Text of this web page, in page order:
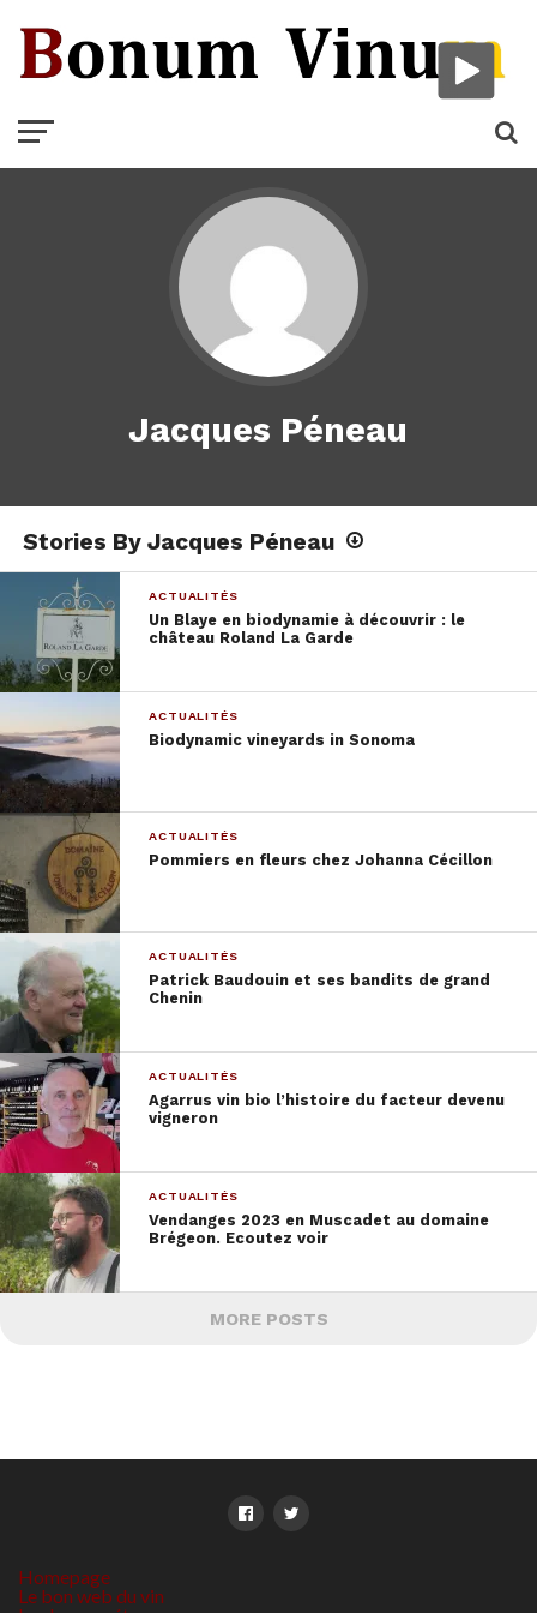
Jacques Péneau
Stories By Jacques Péneau
ACTUALITÉS
Un Blaye en biodynamie à découvrir : le
château Roland La Garde
ACTUALITÉS
Biodynamic vineyards in Sonoma
ACTUALITÉS
Pommiers en fleurs chez Johanna Cécillon
ACTUALITÉS
Patrick Baudouin et ses bandits de grand
Chenin
ACTUALITÉS
Agarrus vin bio l’histoire du facteur devenu
vigneron
ACTUALITÉS
Vendanges 2023 en Muscadet au domaine
Brégeon. Ecoutez voir
MORE POSTS
Homepage
Le bon web du vin